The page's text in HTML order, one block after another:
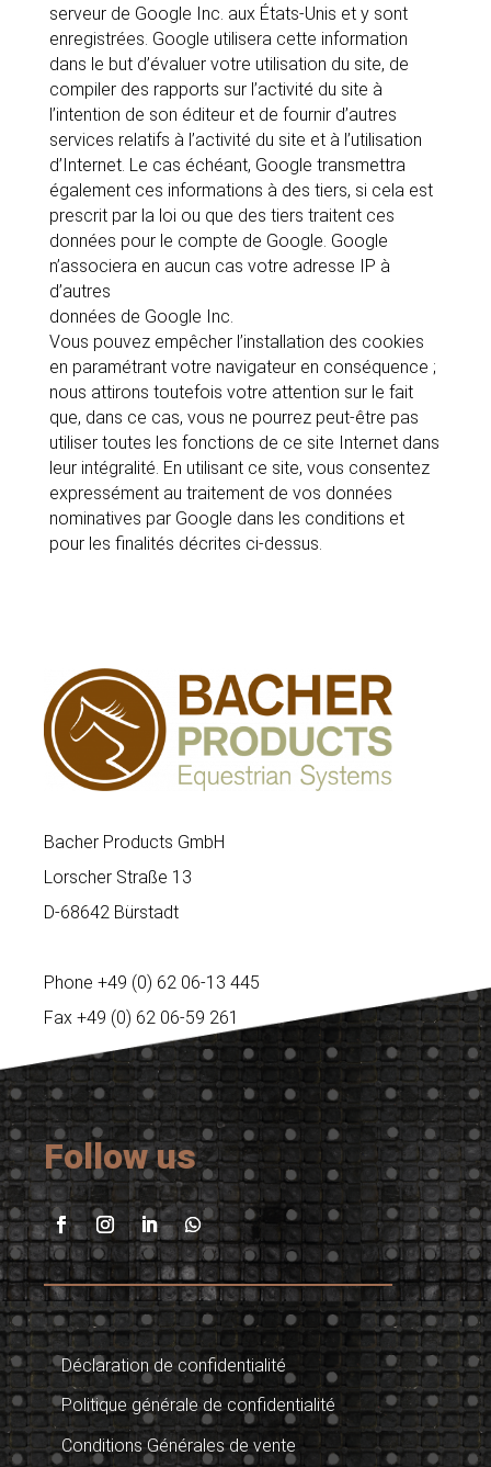
serveur de Google Inc. aux États-Unis et y sont
enregistrées. Google utilisera cette information
dans le but d’évaluer votre utilisation du site, de
compiler des rapports sur l’activité du site à
l’intention de son éditeur et de fournir d’autres
services relatifs à l’activité du site et à l’utilisation
d’Internet. Le cas échéant, Google transmettra
également ces informations à des tiers, si cela est
prescrit par la loi ou que des tiers traitent ces
données pour le compte de Google. Google
n’associera en aucun cas votre adresse IP à
d’autres
données de Google Inc.
Vous pouvez empêcher l’installation des cookies
en paramétrant votre navigateur en conséquence ;
nous attirons toutefois votre attention sur le fait
que, dans ce cas, vous ne pourrez peut-être pas
utiliser toutes les fonctions de ce site Internet dans
leur intégralité. En utilisant ce site, vous consentez
expressément au traitement de vos données
nominatives par Google dans les conditions et
pour les finalités décrites ci-dessus.
Bacher Products GmbH
Lorscher Straße 13
D-68642 Bürstadt
Phone +49 (0) 62 06-13 445
Fax +49 (0) 62 06-59 261
Follow us
Déclaration de confidentialité
Politique générale de confidentialité
Conditions Générales de vente